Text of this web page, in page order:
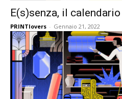
E(s)senza, il
PRINTlovers - Gennaio 21, 2022